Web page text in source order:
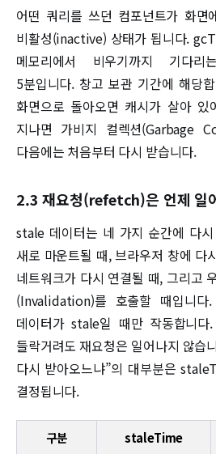
어떤 쿼리를 쓰던 컴포넌트가 화면
비활성(inactive) 상태가 됩니다.
메모리에서 비우기까지 기다
5분입니다. 창고 보관 기간에 해당
화면으로 돌아오면 캐시가 살아
지나면 가비지 컬렉션(Garbage
다음에는 처음부터 다시 받습니다.
2.3 재요청(refetch)은 언제 일
stale 데이터는 네 가지 순간에 다
새로 마운트될 때, 브라우저 창에 다
네트워크가 다시 연결될 때, 그리고
(Invalidation)를 호출할 때입니
데이터가 stale일 때만 작동합니
들락거려도 재요청은 일어나지 않습
다시 받아오느냐”의 대부분은
결정됩니다.
구분 staleTime